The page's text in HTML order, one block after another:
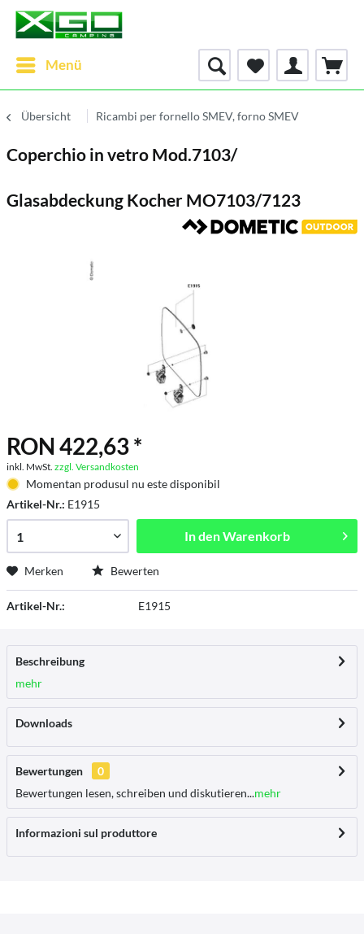
Menü
Übersicht Ricambi per fornello SMEV, forno SMEV
Coperchio in vetro Mod.7103/
Glasabdeckung Kocher MO7103/7123
RON 422,63 *
inkl. MwSt. zzgl. Versandkosten
Momentan produsul nu este disponibil
Artikel-Nr.: E1915
In denWarenkorb
Merken Bewerten
Artikel-Nr.: E1915
Beschreibung
mehr
Downloads
Bewertungen
0
Bewertungen lesen, schreiben und diskutieren...mehr
Informazioni sul produttore